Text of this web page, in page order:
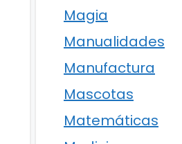
Magia
Manualidades
Manufactura
Mascotas
Matemáticas